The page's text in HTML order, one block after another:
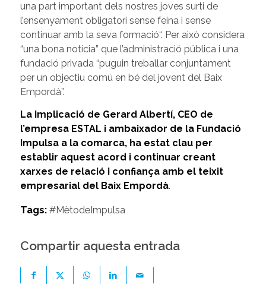
una part important dels nostres joves surti de
l’ensenyament obligatori sense feina i sense
continuar amb la seva formació“. Per això considera
“una bona notícia” que l’administració pública i una
fundació privada “puguin treballar conjuntament
per un objectiu comú en bé del jovent del Baix
Empordà”.
La implicació de Gerard Albertí, CEO de
l’empresa ESTAL i ambaixador de la Fundació
Impulsa a la comarca, ha estat clau per
establir aquest acord i continuar creant
xarxes de relació i confiança amb el teixit
empresarial del Baix Empordà.
Tags: #MètodeImpulsa
Compartir aquesta entrada